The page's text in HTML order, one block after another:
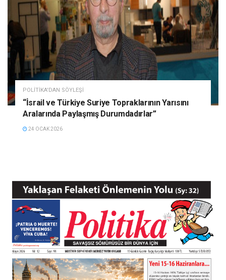
POLITIKA'DAN SÖYLEŞI
“İsrail ve Türkiye Suriye Topraklarının Yarısını
Aralarında Paylaşmış Durumdadırlar”
24 OCAK 2026